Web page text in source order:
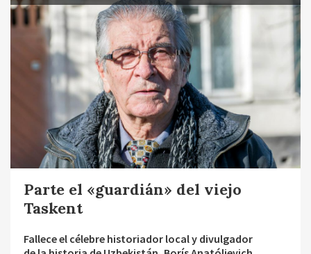
Parte el «guardián» del viejo
Taskent
Fallece el célebre historiador local y divulgador